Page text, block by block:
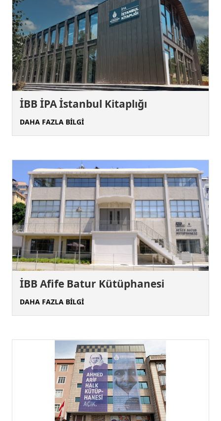
İBB İPA İstanbul Kitaplığı
DAHA FAZLA BİLGİ
İBB Afife Batur Kütüphanesi
DAHA FAZLA BİLGİ